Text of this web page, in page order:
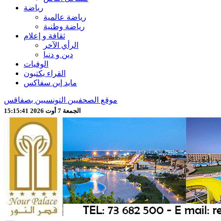
رياضة
رياضة عالمية
رياضة وطنية
ثقافة و إعلام
الرأي الآخر
دين و دنيا
الوفيات
القراء يكتبون
مايد إين سفاكس
موقع الصحفيين التونسيين بصفاقس
الجمعة 7 أوت 2026 15:15:43